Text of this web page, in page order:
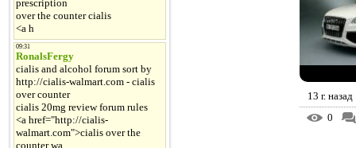
13 г. назад
0